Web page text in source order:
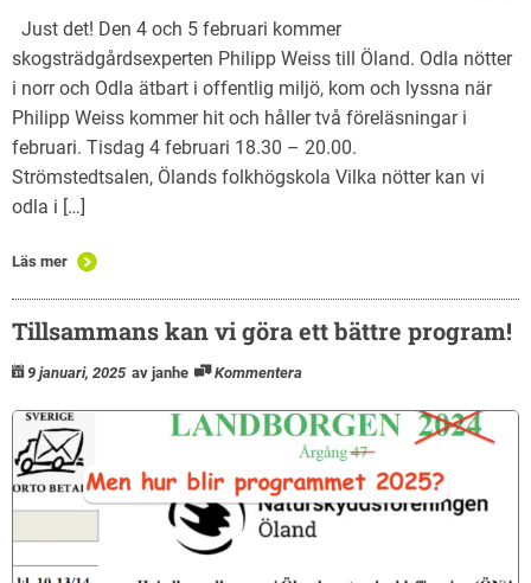
Just det! Den 4 och 5 februari kommer
skogsträdgårdsexperten Philipp Weiss till Öland. Odla nötter
i norr och Odla ätbart i offentlig miljö, kom och lyssna när
Philipp Weiss kommer hit och håller två föreläsningar i
februari. Tisdag 4 februari 18.30 – 20.00.
Strömstedtsalen, Ölands folkhögskola Vilka nötter kan vi
odla i […]
Läs mer
Tillsammans kan vi göra ett bättre program!
9 januari, 2025 av janhe Kommentera